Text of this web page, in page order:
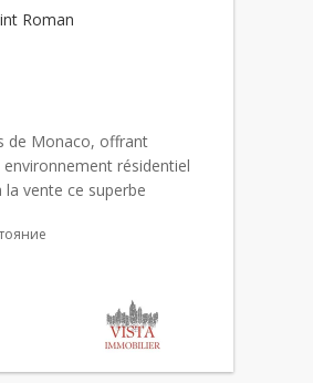
Roman
de Monaco, offrant
résidentiel
la vente ce superbe